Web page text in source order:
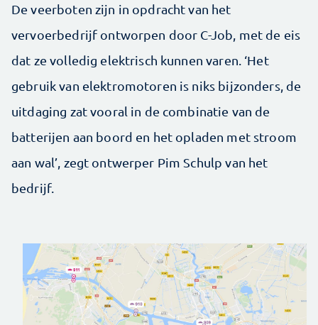
De veerboten zijn in opdracht van het
vervoerbedrijf ontworpen door C-Job, met de eis
dat ze volledig elektrisch kunnen varen. ‘Het
gebruik van elektromotoren is niks bijzonders, de
uitdaging zat vooral in de combinatie van de
batterijen aan boord en het opladen met stroom
aan wal’, zegt ontwerper Pim Schulp van het
bedrijf.